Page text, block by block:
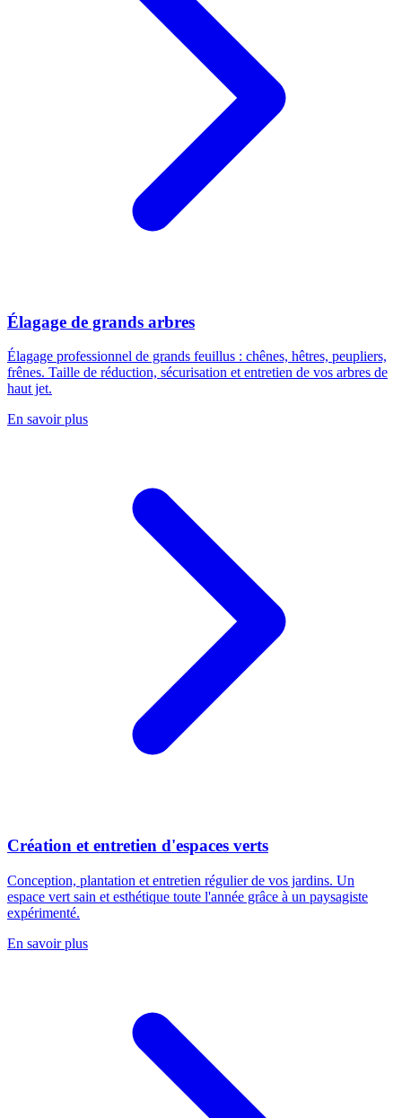
Élagage de grands arbres
Élagage professionnel de grands feuillus : chênes, hêtres, peupliers,
frênes. Taille de réduction, sécurisation et entretien de vos arbres de
haut jet.
En savoir plus
Création et entretien d'espaces verts
Conception, plantation et entretien régulier de vos jardins. Un
espace vert sain et esthétique toute l'année grâce à un paysagiste
expérimenté.
En savoir plus